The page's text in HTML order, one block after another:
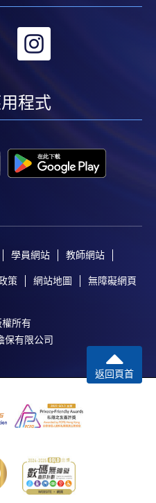
轉
程式
學員網站 教師網站
策 網站地圖 無障礙網頁
所有
保有限公司
返回頁首